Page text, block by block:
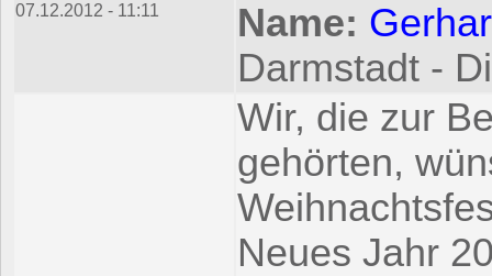
07.12.2012 - 11:11 Name:
Darmstadt -
Wir, die zur
gehörten,
Neues Jahr